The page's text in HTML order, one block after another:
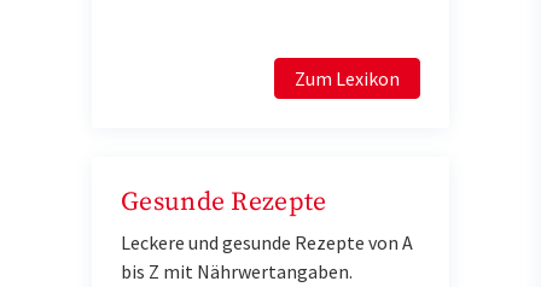
Zum Lexikon
Gesunde Rezepte
Leckere und gesunde Rezepte von A
bis Z mit Nährwertangaben.